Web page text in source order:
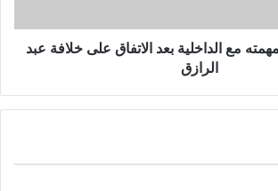
مع الداخلية بعد الاتفاق على خلافة عبد
الرازق